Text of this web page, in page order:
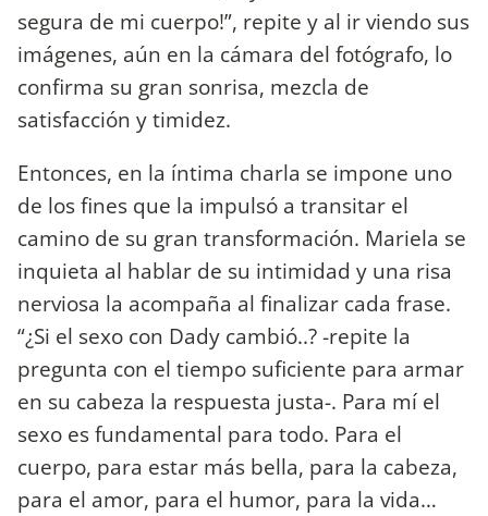
segura de mi cuerpo!”, repite y al ir viendo sus
imágenes, aún en la cámara del fotógrafo, lo
confirma su gran sonrisa, mezcla de
satisfacción y timidez.
Entonces, en la íntima charla se impone uno
de los fines que la impulsó a transitar el
camino de su gran transformación. Mariela se
inquieta al hablar de su intimidad y una risa
nerviosa la acompaña al finalizar cada frase.
“¿Si el sexo con Dady cambió..? -repite la
pregunta con el tiempo suficiente para armar
en su cabeza la respuesta justa-. Para mí el
sexo es fundamental para todo. Para el
cuerpo, para estar más bella, para la cabeza,
para el amor, para el humor, para la vida…